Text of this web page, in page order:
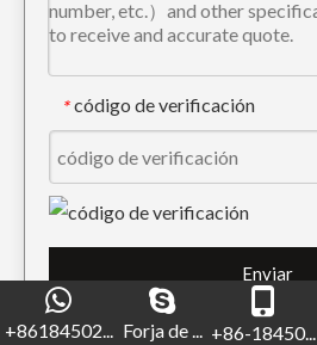
* código de verificación
Enviar
+86184502... Forja de ... +86-18450...